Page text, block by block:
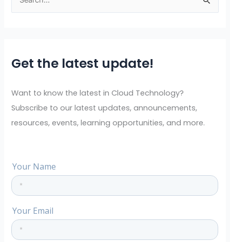
c
f
o
r
Get the latest update!
Want to know the latest in Cloud Technology?
Subscribe to our latest updates, announcements,
resources, events, learning opportunities, and more.